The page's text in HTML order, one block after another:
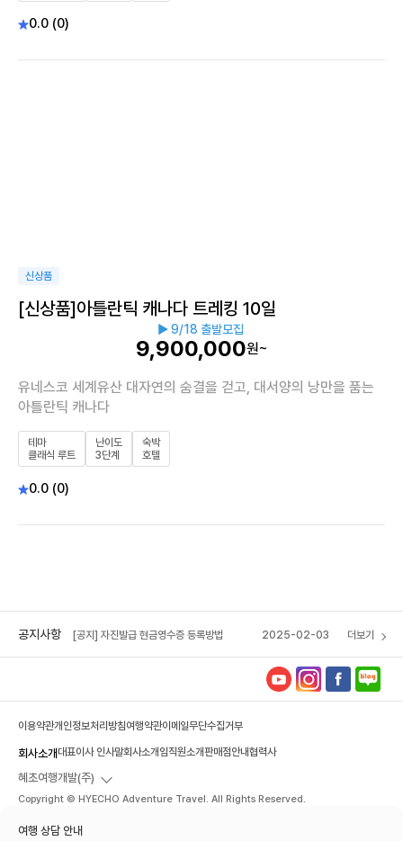
0.0 (0)
신상품
[신상품]아틀란틱 캐나다 트레킹 10일
▶ 9/18 출발모집
9,900,000원~
유네스코 세계유산 대자연의 숨결을 걷고, 대서양의 낭만을 품는
아틀란틱 캐나다
테마
클래식 루트
난이도
3단계
숙박
호텔
0.0 (0)
공지사항 [공지] 자진발급 현금영수증 등록방법 2025-02-03
[혜초 VIP 멤버십] 포인트 소멸 예정 안내 2026-04-14
더보기
여행 상담 안내
이용약관개인정보처리방침여행약관이메일무단수집거부
회사소개 대표이사 인사말회사소개 임직원소개판매점안내협력사
혜초여행개발(주)
Copyright © HYECHO Adventure Travel. All Rights Reserved.